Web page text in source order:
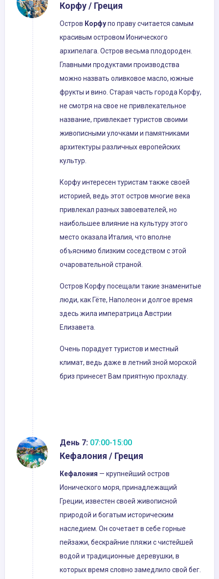
Корфу / Греция
Остров Корфупо праву считается самым
красивым островом Ионического
архипелага. Остров весьма плодороден.
Главными продуктами производства
можно назвать оливковое масло, южные
фрукты и вино. Старая часть города Корфу,
не смотря на свое не привлекательное
название, привлекает туристов своими
живописными улочками и памятниками
архитектуры различных европейских
культур.
Корфу интересен туристам также своей
историей, ведь этот остров многие века
привлекал разных завоевателей, но
наибольшее влияние на культуру этого
место оказала Италия, что вполне
объяснимо близким соседством с этой
очаровательной страной.
Остров Корфу посещали такие знаменитые
люди, как Гёте, Наполеон и долгое время
здесь жила императрица Австрии
Елизавета.
Очень порадует туристов и местный
климат, ведь даже в летний зной морской
бриз принесет Вам приятную прохладу.
День 7: 07:00-15:00
Кефалония / Греция
Кефалония — крупнейший остров
Ионического моря, принадлежащий
Греции, известен своей живописной
природой и богатым историческим
наследием. Он сочетает в себе горные
пейзажи, бескрайние пляжи с чистейшей
водой и традиционные деревушки, в
которых время словно замедлило свой бег.